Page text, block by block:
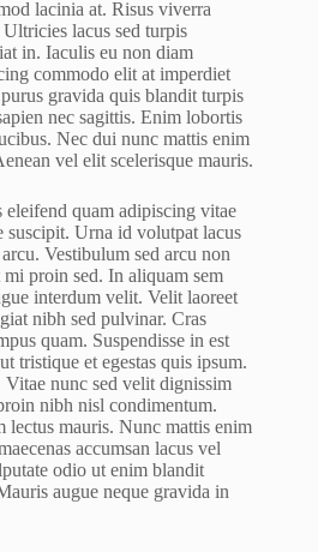
lacinia at. Risus viverra
lacus sed turpis
in. Iaculis eu non diam
commodo elit at imperdiet
gravida quis blandit turpis
nec sagittis. Enim lobortis
Nec dui nunc mattis enim
vel elit scelerisque mauris.
quam adipiscing vitae
Urna id volutpat lacus
Vestibulum sed arcu non
proin sed. In aliquam sem
interdum velit. Velit laoreet
nibh sed pulvinar. Cras
quam. Suspendisse in est
tristique et egestas quis ipsum.
nunc sed velit dignissim
nibh nisl condimentum.
lectus mauris. Nunc mattis enim
accumsan lacus vel
odio ut enim blandit
augue neque gravida in